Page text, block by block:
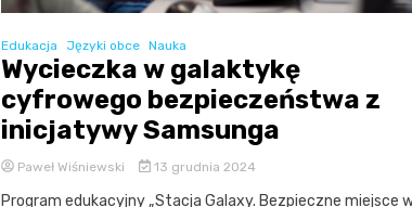
Edukacja Języki obce Nauka
Wycieczka w galaktykę
cyfrowego bezpieczeństwa z
inicjatywy Samsunga
Paweł Wiśniewski 13 grudnia 2024
Program edukacyjny „Stacja Galaxy. Bezpieczne miejsce